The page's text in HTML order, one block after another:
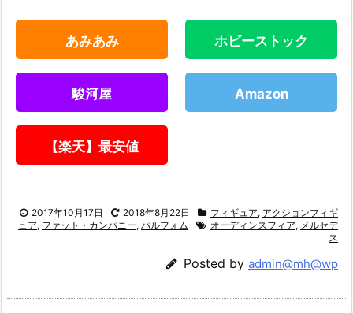
あみあみ ホビーストック
駿河屋 Amazon
【楽天】最安値
2017年10月17日 2018年8月22日 フィギュア, アクションフィギ
ュア, ファット・カンパニー, パルフォム オーディンスフィア, メルセデ
ス
Posted by admin@mh@wp